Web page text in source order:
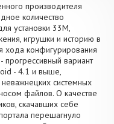
производителя
количество
установки 33M,
игрушки и историю в
хода конфигурирования
вариант
- 4.1 и выше,
неважнецких системных
файлов. О качестве
скачавших себе
перешагнуло